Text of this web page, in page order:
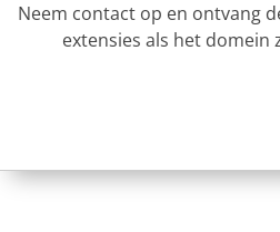
Neem contact op en ontvang
extensies als het